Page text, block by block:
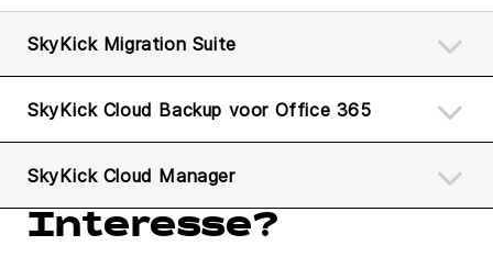
SkyKick Migration Suite
SkyKick Cloud Backup voor Office 365
SkyKick Cloud Manager
Interesse?